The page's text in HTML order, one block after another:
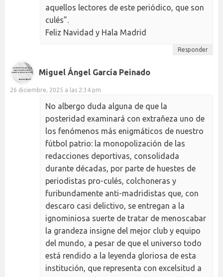
aquellos lectores de este periódico, que son
culés”.
Feliz Navidad y Hala Madrid
Responder
Miguel Ángel García Peinado
26 diciembre, 2025 a las 2:34 pm
No albergo duda alguna de que la
posteridad examinará con extrañeza uno de
los fenómenos más enigmáticos de nuestro
fútbol patrio: la monopolización de las
redacciones deportivas, consolidada
durante décadas, por parte de huestes de
periodistas pro-culés, colchoneras y
furibundamente anti-madridistas que, con
descaro casi delictivo, se entregan a la
ignominiosa suerte de tratar de menoscabar
la grandeza insigne del mejor club y equipo
del mundo, a pesar de que el universo todo
está rendido a la leyenda gloriosa de esta
institución, que representa con excelsitud a